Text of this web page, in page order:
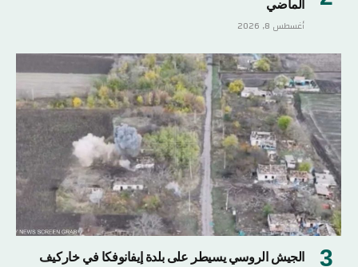
الماضي
أغسطس 8, 2026
الجيش الروسي يسيطر على بلدة إيفانوفكا في خاركيف